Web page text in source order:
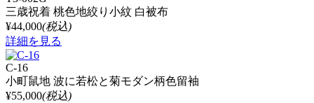
三歳祝着 桃色地絞り小紋 白被布
¥44,000(税込)
詳細を見る
C-16
小町鼠地 波に若松と菊モダン柄色留袖
¥55,000(税込)